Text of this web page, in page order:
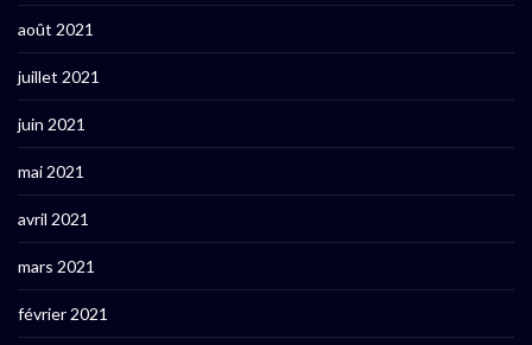
août 2021
juillet 2021
juin 2021
mai 2021
avril 2021
mars 2021
février 2021